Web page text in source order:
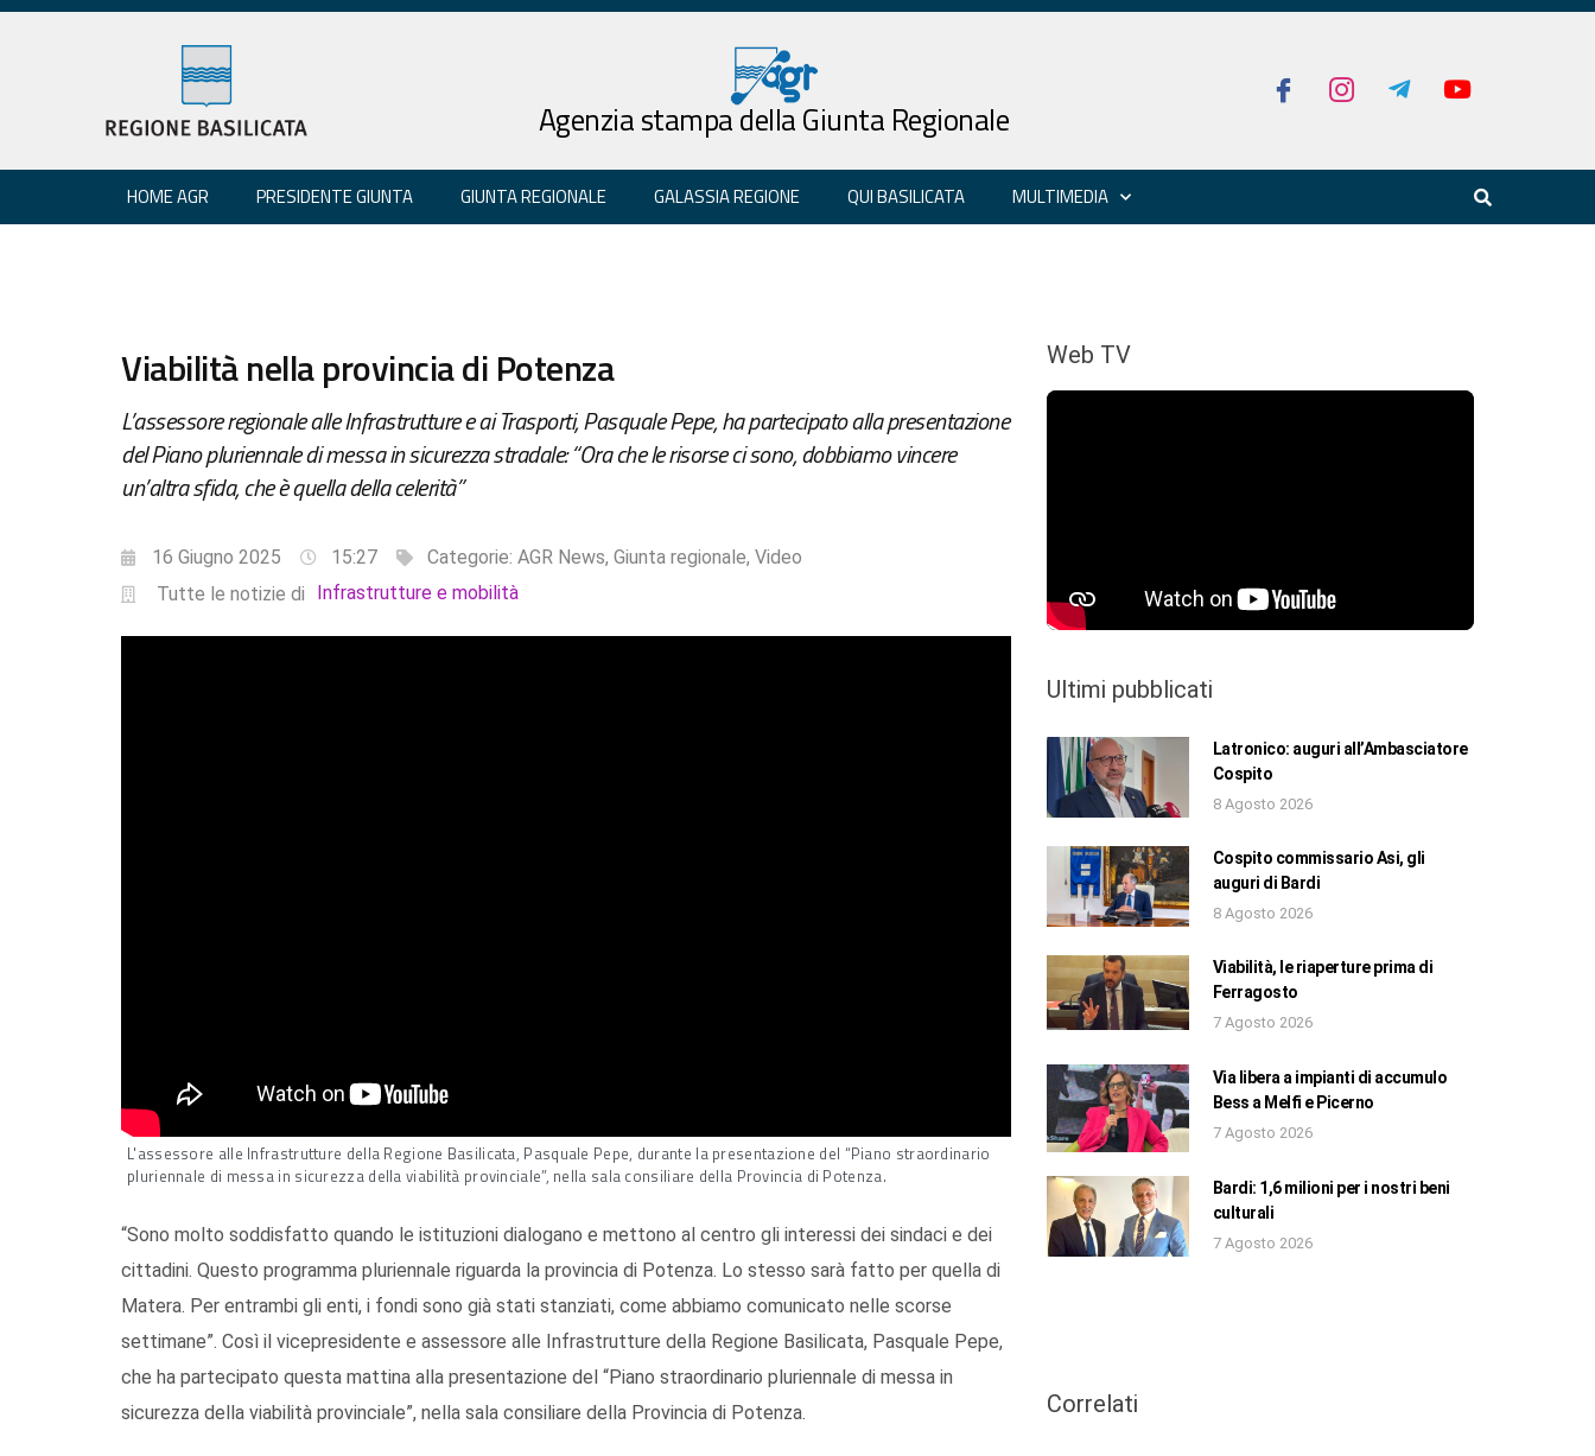
Agenzia stampa della Giunta Regionale
HOME AGR PRESIDENTE GIUNTA GIUNTA REGIONALE GALASSIA REGIONE QUI BASILICATA MULTIMEDIA
Viabilità nella provincia di Potenza
L’assessore regionale alle Infrastrutture e ai Trasporti, Pasquale Pepe, ha partecipato alla presentazione
del Piano pluriennale di messa in sicurezza stradale: “Ora che le risorse ci sono, dobbiamo vincere
un’altra sfida, che è quella della celerità”
16 Giugno 2025 15:27 Categorie: AGR News, Giunta regionale, Video
Tutte le notizie di
Infrastrutture e mobilità
L'assessore alle Infrastrutture della Regione Basilicata, Pasquale Pepe, durante la presentazione del “Piano straordinario
pluriennale di messa in sicurezza della viabilità provinciale”, nella sala consiliare della Provincia di Potenza.
“Sono molto soddisfatto quando le istituzioni dialogano e mettono al centro gli interessi dei sindaci e dei
cittadini. Questo programma pluriennale riguarda la provincia di Potenza. Lo stesso sarà fatto per quella di
Matera. Per entrambi gli enti, i fondi sono già stati stanziati, come abbiamo comunicato nelle scorse
settimane”. Così il vicepresidente e assessore alle Infrastrutture della Regione Basilicata, Pasquale Pepe,
che ha partecipato questa mattina alla presentazione del “Piano straordinario pluriennale di messa in
sicurezza della viabilità provinciale”, nella sala consiliare della Provincia di Potenza.
Web TV
Ultimi pubblicati
Latronico: auguri all’Ambasciatore
Cospito
8 Agosto 2026
Cospito commissario Asi, gli
auguri di Bardi
8 Agosto 2026
Viabilità, le riaperture prima di
Ferragosto
7 Agosto 2026
Via libera a impianti di accumulo
Bess a Melfi e Picerno
7 Agosto 2026
Bardi: 1,6 milioni per i nostri beni
culturali
7 Agosto 2026
Correlati